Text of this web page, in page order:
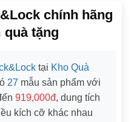
chính hãng
quà tặng
tại Kho Quà
27 mẫu sản phẩm với
919,000đ, dung tích
kích cỡ khác nhau